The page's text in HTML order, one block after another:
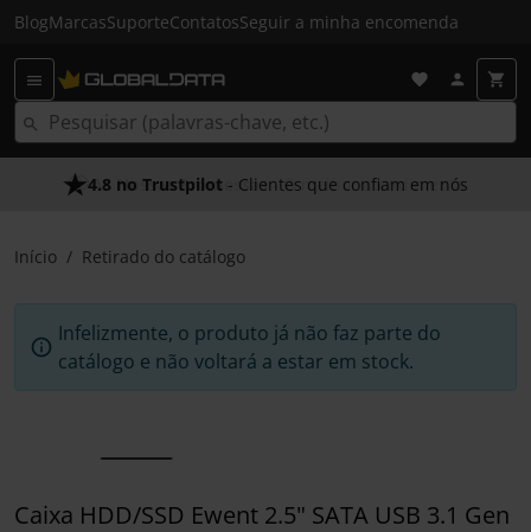
BlogMarcasSuporteContatosSeguir a minha encomenda
4.8 no Trustpilot - Clientes que confiam em nós
Início Retirado do catálogo
Infelizmente, o produto já não faz parte do
catálogo e não voltará a estar em stock.
Caixa HDD/SSD Ewent 2.5" SATA USB 3.1 Gen